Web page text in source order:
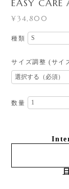
EASY CARE
¥34,800
種類
サイズ調整 (サイ
数量